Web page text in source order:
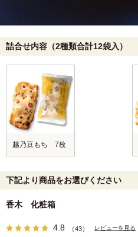
詰合せ内容（2種類合計12袋入）
越乃豆もち 7枚
下記より商品をお選びください
香木 化粧箱
4.8 （43） レビューを見る